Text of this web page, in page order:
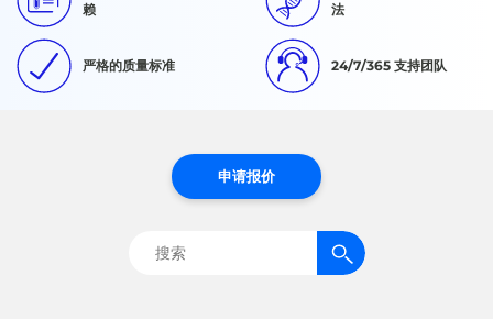
赖
法
严格的质量标准 24/7/365 支持团队
申请报价
搜